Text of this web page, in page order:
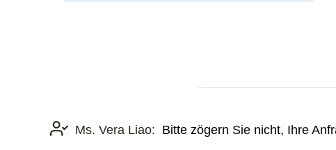
Ms. Vera Liao: Bitte zögern Sie nicht, Ihre